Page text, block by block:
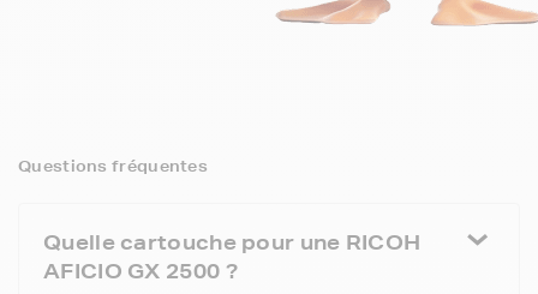
Questions fréquentes
Quelle cartouche pour une RICOH
AFICIO GX 2500 ?